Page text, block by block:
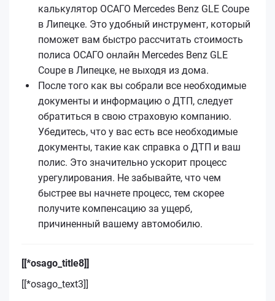
калькулятор ОСАГО Mercedes Benz GLE Coupe
в Липецке. Это удобный инструмент, который
поможет вам быстро рассчитать стоимость
полиса ОСАГО онлайн Mercedes Benz GLE
Coupe в Липецке, не выходя из дома.
После того как вы собрали все необходимые
документы и информацию о ДТП, следует
обратиться в свою страховую компанию.
Убедитесь, что у вас есть все необходимые
документы, такие как справка о ДТП и ваш
полис. Это значительно ускорит процесс
урегулирования. Не забывайте, что чем
быстрее вы начнете процесс, тем скорее
получите компенсацию за ущерб,
причиненный вашему автомобилю.
[[*osago_title8]]
[[*osago_text3]]